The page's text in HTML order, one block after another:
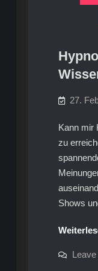
27.
Kann mir
zu
Shows